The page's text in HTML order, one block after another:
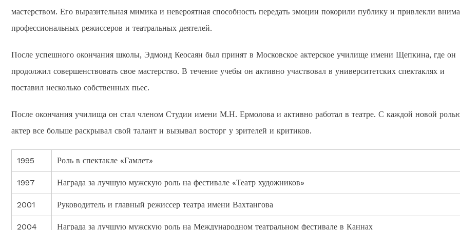
мастерством. Его выразительная мимика и невероятная способность передать эмоции покорили публику и привлекли
профессиональных режиссеров и театральных деятелей.
После успешного окончания школы, Эдмонд Кеосаян был принят в Московское актерское училище имени Щепкина, где он
продолжил совершенствовать свое мастерство. В течение учебы он активно участвовал в университетских спектаклях и
поставил несколько собственных пьес.
После окончания училища он стал членом Студии имени М.Н. Ермолова и активно работал в театре. С каждой новой
актер все больше раскрывал свой талант и вызывал восторг у зрителей и критиков.
1995 Роль в спектакле «Гамлет»
1997 Награда за лучшую мужскую роль на фестивале «Театр художников»
2001 Руководитель и главный режиссер театра имени Вахтангова
2004 Награда за лучшую мужскую роль на Международном театральном фестивале в Каннах